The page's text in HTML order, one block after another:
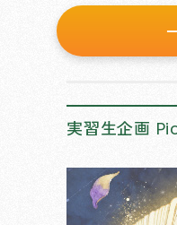
実習生企画